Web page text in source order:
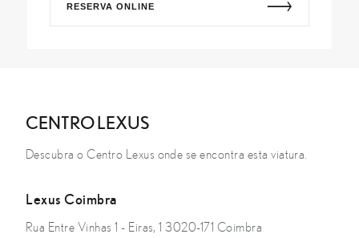
RESERVA ONLINE
CENTRO LEXUS
Descubra o Centro Lexus onde se encontra esta viatura.
Lexus Coimbra
Rua Entre Vinhas 1 - Eiras, 1 3020-171 Coimbra